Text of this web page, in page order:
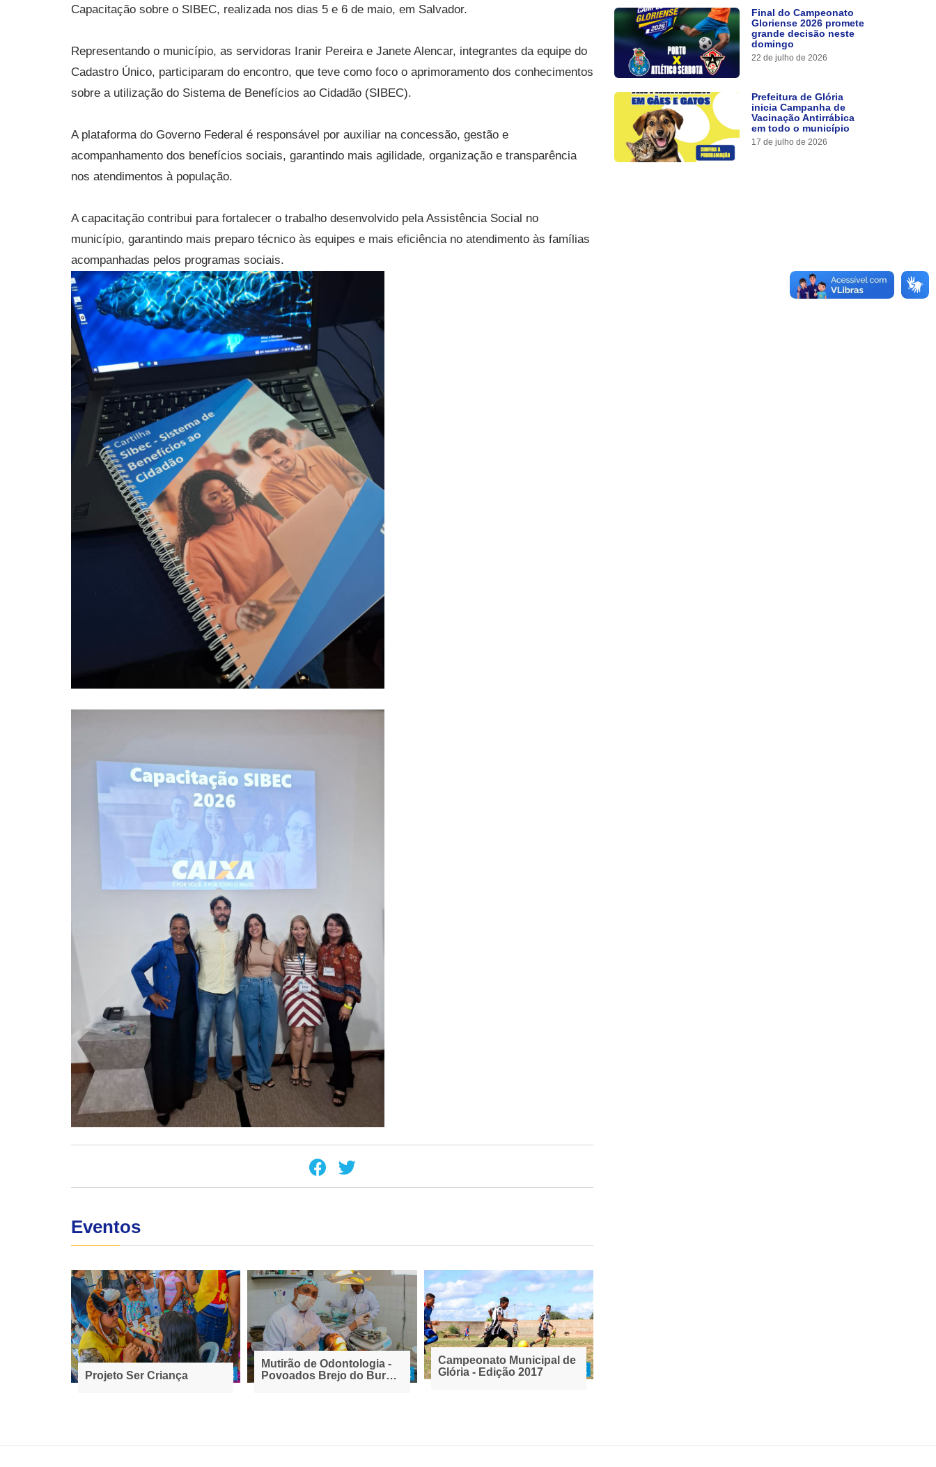
Capacitação sobre o SIBEC, realizada nos dias 5 e 6 de maio, em Salvador.
Representando o município, as servidoras Iranir Pereira e Janete Alencar, integrantes da equipe do
Cadastro Único, participaram do encontro, que teve como foco o aprimoramento dos conhecimentos
sobre a utilização do Sistema de Benefícios ao Cidadão (SIBEC).
A plataforma do Governo Federal é responsável por auxiliar na concessão, gestão e
acompanhamento dos benefícios sociais, garantindo mais agilidade, organização e transparência
nos atendimentos à população.
A capacitação contribui para fortalecer o trabalho desenvolvido pela Assistência Social no
município, garantindo mais preparo técnico às equipes e mais eficiência no atendimento às famílias
acompanhadas pelos programas sociais.
Eventos
Projeto Ser Criança
Mutirão de Odontologia -
Povoados Brejo do Burgo,
Campeonato Municipal de
Glória - Edição 2017
Final do Campeonato
Gloriense 2026 promete
grande decisão neste
domingo
22 de julho de 2026
Prefeitura de Glória
inicia Campanha de
Vacinação Antirrábica
em todo o município
17 de julho de 2026